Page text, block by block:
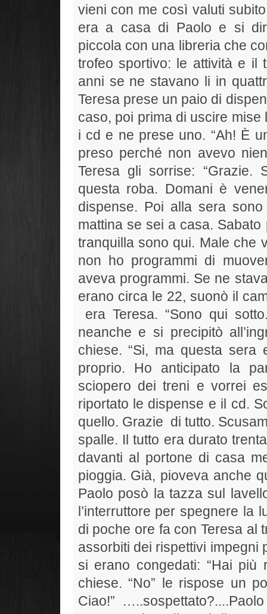
vieni con me così valuti
era a casa di Paolo e si
piccola con una libreria che
trofeo sportivo: le attività e il
anni se ne stavano li in
Teresa prese un paio di
caso, poi prima di uscire
i cd e ne prese uno. “Ah! È
preso perché non avevo
Teresa gli sorrise: “Grazie.
questa roba. Domani è
dispense. Poi alla sera
mattina se sei a casa. Sabato
tranquilla sono qui. Male che
non ho programmi di
aveva programmi. Se ne
erano circa le 22, suonò il
era Teresa. “Sono qui
neanche e si precipitò
chiese. “Si, ma questa sera
proprio. Ho anticipato la
sciopero dei treni e vorrei
riportato le dispense e il cd.
quello. Grazie di tutto.
spalle. Il tutto era durato
davanti al portone di casa
pioggia. Già, pioveva anche
Paolo posò la tazza sul
l’interruttore per spegnere la
di poche ore fa con Teresa al
assorbiti dei rispettivi impegni
si erano congedati: “Hai più
chiese. “No” le rispose un
Ciao!”